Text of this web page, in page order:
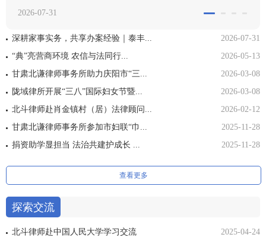
深耕家事实务，共享办案经验｜泰丰...
2026-07-31
“典”亮营商环境 农信与法同行...
2026-05-13
甘肃北谦律师事务所助力庆阳市“三...
2026-03-08
陇域律所开展“三八”国际妇女节暨...
2026-03-08
北斗律师赴肖金镇村（居）法律顾问...
2026-02-12
甘肃北谦律师事务所参加市妇联“巾...
2025-11-28
捐资助学显担当 法治共建护成长 ...
2025-11-28
查看更多
探索交流
北斗律师赴中国人民大学学习交流
2025-04-24